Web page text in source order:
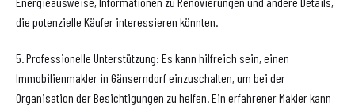
die potenzielle Käufer interessieren könnten.
5. Professionelle Unterstützung: Es kann hilfreich sein, einen
Immobilienmakler in Gänserndorf einzuschalten, um bei der
Organisation der Besichtigungen zu helfen. Ein erfahrener Makler kann